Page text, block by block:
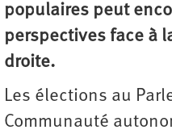
populaires peut
perspectives face à
droite.
Les élections au
Communauté